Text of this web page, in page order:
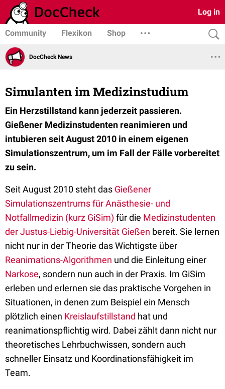
Log in
Community Flexikon Shop
DocCheck News
Simulanten im Medizinstudium
Ein Herzstillstand kann jederzeit passieren.
Gießener Medizinstudenten reanimieren und
intubieren seit August 2010 in einem eigenen
Simulationszentrum, um im Fall der Fälle vorbereitet
zu sein.
Seit August 2010 steht das Gießener
Simulationszentrums für Anästhesie- und
Notfallmedizin (kurz GiSim) für die Medizinstudenten
der Justus-Liebig-Universität Gießen bereit. Sie lernen
nicht nur in der Theorie das Wichtigste über
Reanimations-Algorithmen und die Einleitung einer
Narkose, sondern nun auch in der Praxis. Im GiSim
erleben und erlernen sie das praktische Vorgehen in
Situationen, in denen zum Beispiel ein Mensch
plötzlich einen Kreislaufstillstand hat und
reanimationspflichtig wird. Dabei zählt dann nicht nur
theoretisches Lehrbuchwissen, sondern auch
schneller Einsatz und Koordinationsfähigkeit im
Team.